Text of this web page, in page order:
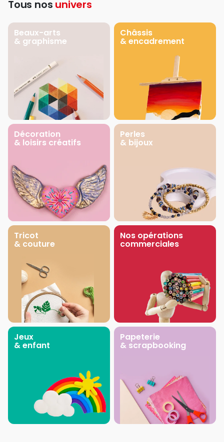
Tous nos univers
Beaux-arts
& graphisme
Châssis
& encadrement
Décoration
& loisirs créatifs
Perles
& bijoux
Tricot
& couture
Nos opérations
commerciales
Jeux
& enfant
Papeterie
& scrapbooking